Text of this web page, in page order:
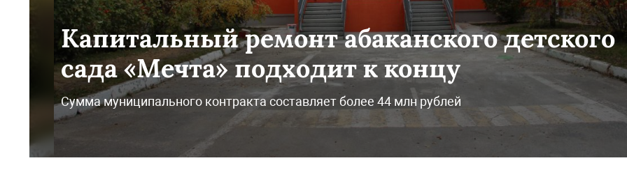
Капитальный ремонт абаканского детского
сада «Мечта» подходит к концу
Сумма муниципального контракта составляет более 44 млн рублей